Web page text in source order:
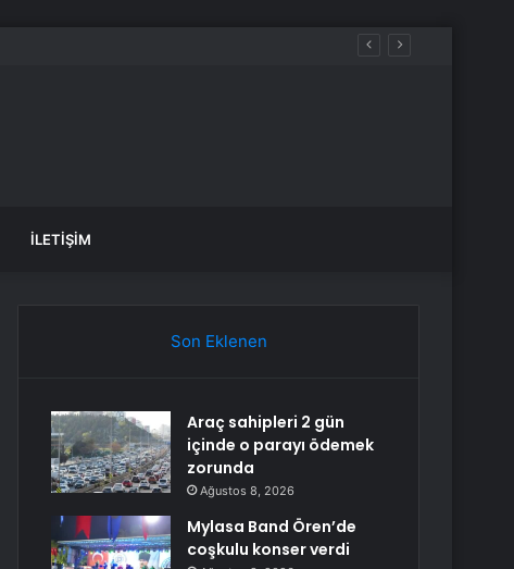
İLETIŞIM
Son Eklenen
Araç sahipleri 2 gün
içinde o parayı ödemek
zorunda
Ağustos 8, 2026
Mylasa Band Ören’de
coşkulu konser verdi